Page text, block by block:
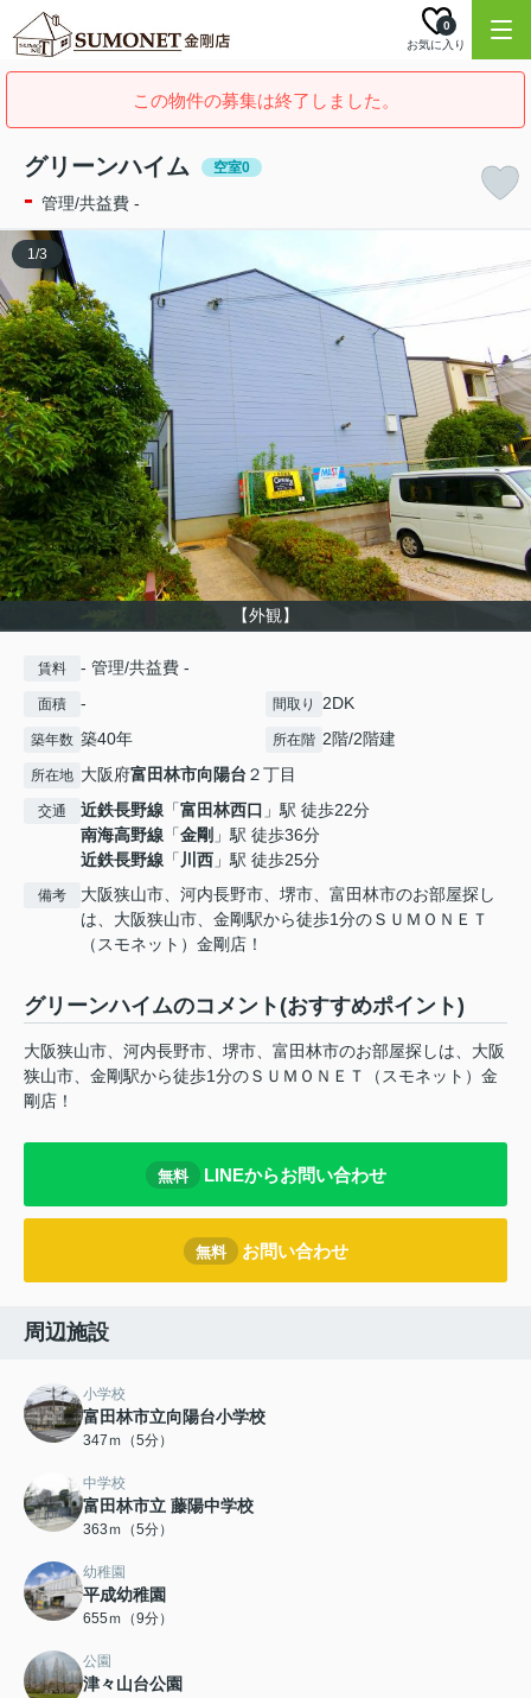
お気に入り
0
この物件の募集は終了しました。
グリーンハイム 空室0
- 管理/共益費 -
【外観】
1/3
賃料 - 管理/共益費 -
面積 - 間取り 2DK
築年数 築40年 所在階 2階/2階建
所在地 大阪府富田林市向陽台 ２丁目
交通 近鉄長野線 「富田林西口 」駅 徒歩22分
南海高野線 「金剛 」駅 徒歩36分
近鉄長野線 「 川西 」駅 徒歩25分
備考
大阪狭山市、河内長野市、堺市、富田林市のお部屋探し
は、大阪狭山市、金剛駅から徒歩1分のＳＵＭＯＮＥＴ
（スモネット）金剛店！
グリーンハイムのコメント(おすすめポイント)
大阪狭山市、河内長野市、堺市、富田林市のお部屋探しは、大阪
狭山市、金剛駅から徒歩1分のＳＵＭＯＮＥＴ（スモネット）金
剛店！
無料 LINEからお問い合わせ
無料 お問い合わせ
周辺施設
小学校
富田林市立向陽台小学校
347ｍ（5分）
中学校
富田林市立 藤陽中学校
363ｍ（5分）
幼稚園
平成幼稚園
655ｍ（9分）
公園
津々山台公園